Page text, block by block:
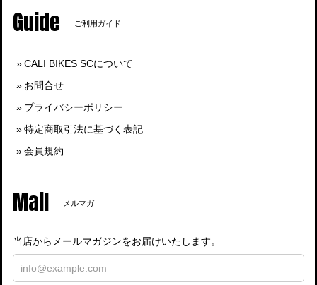
Guide ご利用ガイド
CALI BIKES SCについて
お問合せ
プライバシーポリシー
特定商取引法に基づく表記
会員規約
Mail メルマガ
当店からメールマガジンをお届けいたします。